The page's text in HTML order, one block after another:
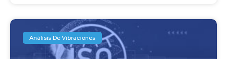
Análisis De Vibraciones